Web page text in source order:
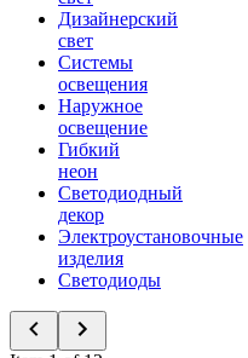
Дизайнерский
свет
Системы
освещения
Наружное
освещение
Гибкий
неон
Светодиодный
декор
Электроустановочные
изделия
Светодиоды